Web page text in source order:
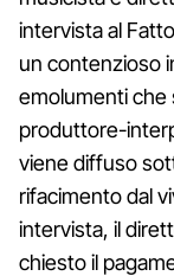
intervista al
un contenzioso
emolumenti che
produttore-
viene diffuso
rifacimento dal
intervista, il
chiesto il